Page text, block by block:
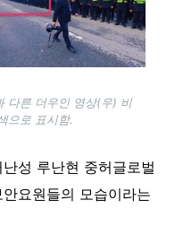
다른 더우인 영상(우) 비
으로 표시함.
성 루난현 중허글로벌
요원들의 모습이라는